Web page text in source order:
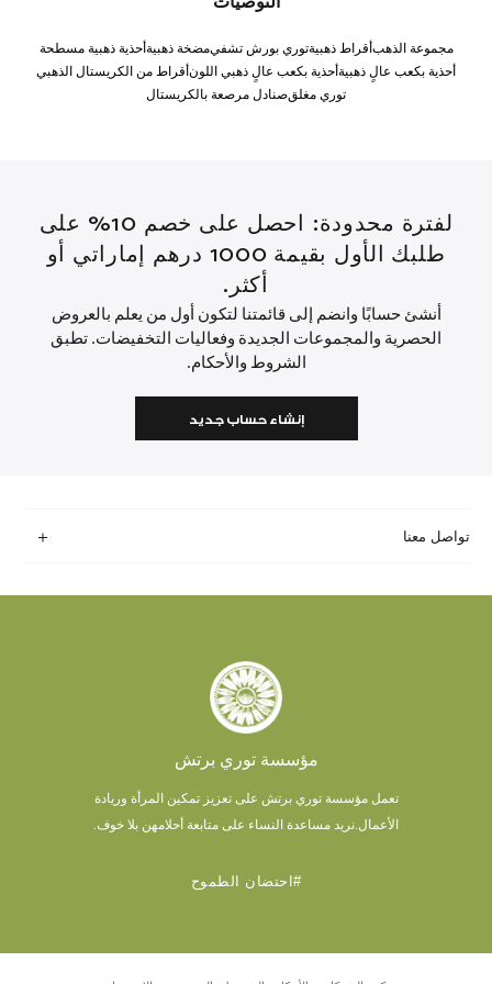
مجموعة الذهب أقراط ذهبيةتوري بورش تشفيمضخة ذهبية أحذية ذهبية مسطحة
أحذية بكعب عالٍ ذهبية أحذية بكعب عالٍ ذهبي اللون أقراط من الكريستال الذهبي
توري مغلقصنادل مرصعة بالكريستال
لفترة محدودة: احصل على خصم 10% على
طلبك الأول بقيمة 1000 درهم إماراتي أو
أكثر.
أنشئ حسابًا وانضم إلى قائمتنا لتكون أول من يعلم بالعروض
الحصرية والمجموعات الجديدة وفعاليات التخفيضات. تطبق
الشروط والأحكام.
إنشاء حساب جديد
تواصل معنا
مؤسسة توري برتش
تعمل مؤسسة توري برتش على تعزيز تمكين المرأة وريادة
الأعمال. نريد مساعدة النساء على متابعة أحلامهن بلا خوف.
#احتضان الطموح